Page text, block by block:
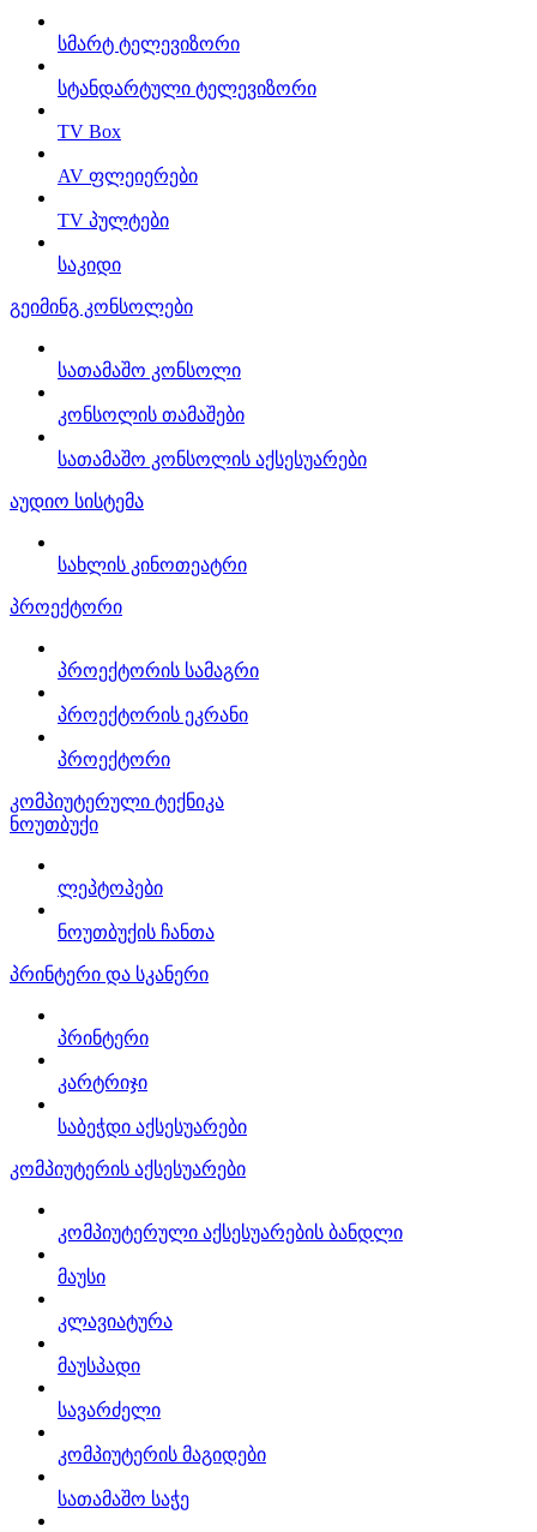
სმარტ ტელევიზორი
სტანდარტული ტელევიზორი
TV Box
AV ფლეიერები
TV პულტები
საკიდი
გეიმინგ კონსოლები
სათამაშო კონსოლი
კონსოლის თამაშები
სათამაშო კონსოლის აქსესუარები
აუდიო სისტემა
სახლის კინოთეატრი
პროექტორი
პროექტორის სამაგრი
პროექტორის ეკრანი
პროექტორი
კომპიუტერული ტექნიკა
ნოუთბუქი
ლეპტოპები
ნოუთბუქის ჩანთა
პრინტერი და სკანერი
პრინტერი
კარტრიჯი
საბეჭდი აქსესუარები
კომპიუტერის აქსესუარები
კომპიუტერული აქსესუარების ბანდლი
მაუსი
კლავიატურა
მაუსპადი
სავარძელი
კომპიუტერის მაგიდები
სათამაშო საჭე